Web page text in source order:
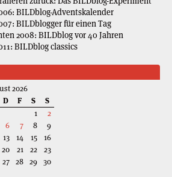
BILDblog-Adventskalender
BILDblogger für einen Tag
2008: BILDblog vor 40 Jahren
BILDblog classics
2026
D F S
S
1
2
6 7 8
9
13 14 15
16
20 21 22
23
27 28 29 30